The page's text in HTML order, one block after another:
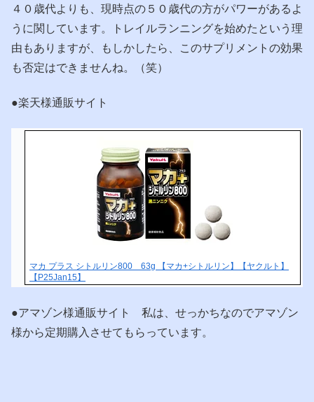
４０歳代よりも、現時点の５０歳代の方がパワーがあるよ
うに関しています。トレイルランニングを始めたという理
由もありますが、もしかしたら、このサプリメントの効果
も否定はできませんね。（笑）
●楽天様通販サイト
マカ プラス シトルリン800 63g 【マカ+シトルリン】【ヤクルト】
【P25Jan15】
●アマゾン様通販サイト 私は、せっかちなのでアマゾン
様から定期購入させてもらっています。